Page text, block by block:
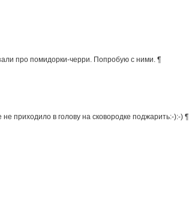
про помидорки-черри. Попробую с ними. ¶
приходило в голову на сковородке поджарить:-):-) ¶